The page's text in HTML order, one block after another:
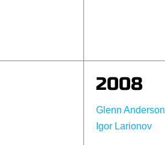
2008
Glenn Anderson
Igor Larionov